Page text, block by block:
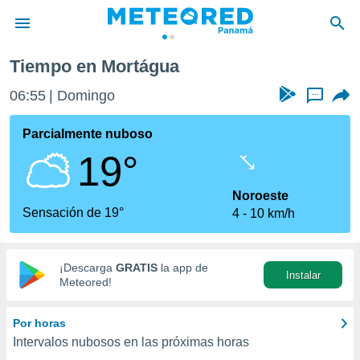
de
ha
que se
calidad.
a este
las
y
digital
basada
Tiempo en Mortágua
06:55 Domingo ...
Parcialmente nuboso
19°
Sensación de 19°
Noroeste
4
10 km/h
¡Descarga GRATIS la app de
Meteored!
Instalar
Por horas
Intervalos nubosos en las próximas horas